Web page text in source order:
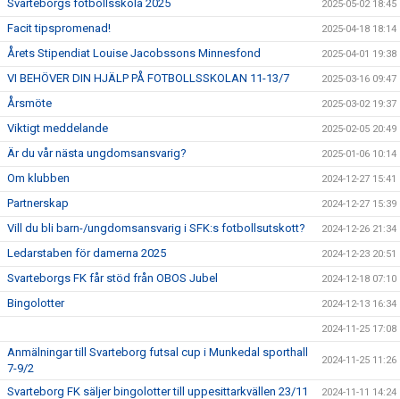
Svarteborgs fotbollsskola 2025 2025-05-02 18:45
Facit tipspromenad! 2025-04-18 18:14
Årets Stipendiat Louise Jacobssons Minnesfond 2025-04-01 19:38
VI BEHÖVER DIN HJÄLP PÅ FOTBOLLSSKOLAN 11-13/7 2025-03-16 09:47
Årsmöte 2025-03-02 19:37
Viktigt meddelande 2025-02-05 20:49
Är du vår nästa ungdomsansvarig? 2025-01-06 10:14
Om klubben 2024-12-27 15:41
Partnerskap 2024-12-27 15:39
Vill du bli barn-/ungdomsansvarig i SFK:s fotbollsutskott? 2024-12-26 21:34
Ledarstaben för damerna 2025 2024-12-23 20:51
Svarteborgs FK får stöd från OBOS Jubel 2024-12-18 07:10
Bingolotter 2024-12-13 16:34
2024-11-25 17:08
Anmälningar till Svarteborg futsal cup i Munkedal sporthall
7-9/2
2024-11-25 11:26
Svarteborg FK säljer bingolotter till uppesittarkvällen 23/11 2024-11-11 14:24